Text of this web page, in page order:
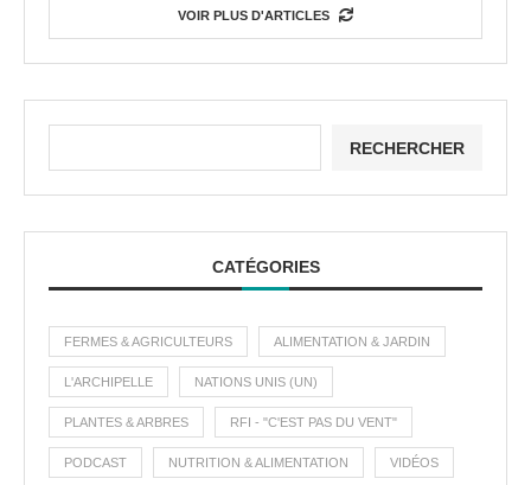
VOIR PLUS D'ARTICLES
RECHERCHER
CATÉGORIES
FERMES & AGRICULTEURS ALIMENTATION & JARDIN
L'ARCHIPELLE NATIONS UNIS (UN)
PLANTES & ARBRES RFI - "C'EST PAS DU VENT"
PODCAST NUTRITION & ALIMENTATION VIDÉOS